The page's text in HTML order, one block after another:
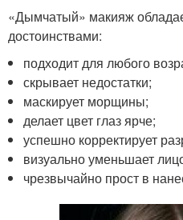
«Дымчатый» макияж
достоинствами:
подходит для любого
скрывает недостатки;
маскирует морщины;
делает цвет глаз ярче;
успешно корректирует
визуально уменьшает
чрезвычайно прост в